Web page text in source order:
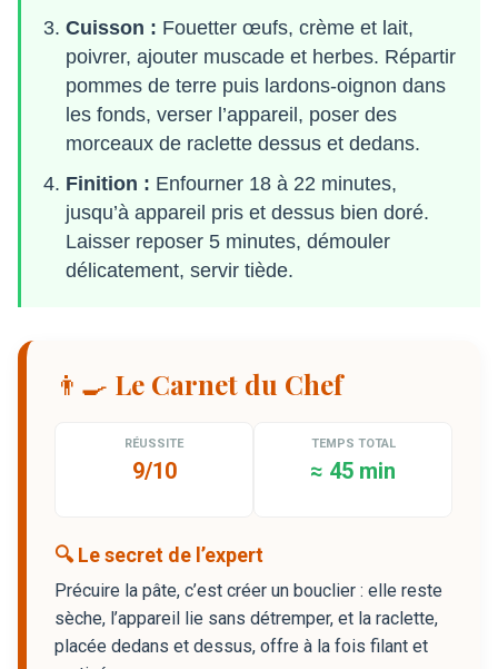
Cuisson : Fouetter œufs, crème et lait,
poivrer, ajouter muscade et herbes. Répartir
pommes de terre puis lardons-oignon dans
les fonds, verser l’appareil, poser des
morceaux de raclette dessus et dedans.
Finition : Enfourner 18 à 22 minutes,
jusqu’à appareil pris et dessus bien doré.
Laisser reposer 5 minutes, démouler
délicatement, servir tiède.
👨‍🍳 Le Carnet du Chef
RÉUSSITE
9/10
TEMPS TOTAL
≈ 45 min
🔍 Le secret de l’expert
Précuire la pâte, c’est créer un bouclier : elle reste
sèche, l’appareil lie sans détremper, et la raclette,
placée dedans et dessus, offre à la fois filant et